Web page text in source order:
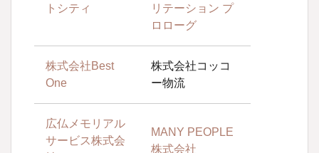
トシティ
リテーション プ
ロローグ
株式会社Best
One
株式会社コッコ
ー物流
広仏メモリアル
サービス株式会
MANY PEOPLE
株式会社